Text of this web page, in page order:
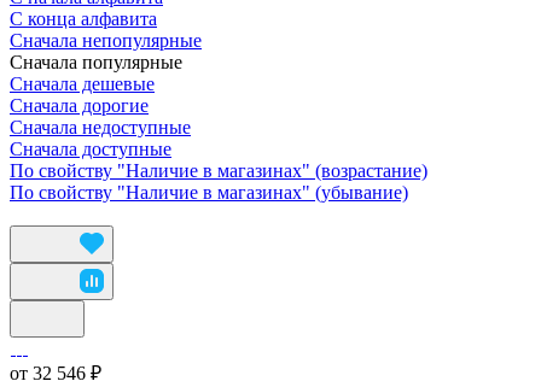
С конца алфавита
Сначала непопулярные
Сначала популярные
Сначала дешевые
Сначала дорогие
Сначала недоступные
Сначала доступные
По свойству "Наличие в магазинах" (возрастание)
По свойству "Наличие в магазинах" (убывание)
от 32 546 ₽